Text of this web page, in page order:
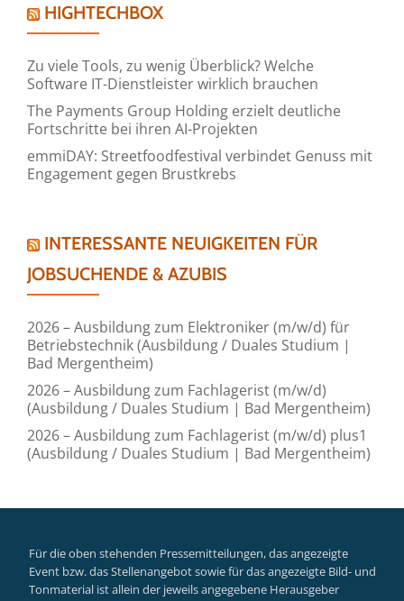
HIGHTECHBOX
Zu viele Tools, zu wenig Überblick? Welche
Software IT-Dienstleister wirklich brauchen
The Payments Group Holding erzielt deutliche
Fortschritte bei ihren AI-Projekten
emmiDAY: Streetfoodfestival verbindet Genuss mit
Engagement gegen Brustkrebs
INTERESSANTE NEUIGKEITEN FÜR
JOBSUCHENDE & AZUBIS
2026 – Ausbildung zum Elektroniker (m/w/d) für
Betriebstechnik (Ausbildung / Duales Studium |
Bad Mergentheim)
2026 – Ausbildung zum Fachlagerist (m/w/d)
(Ausbildung / Duales Studium | Bad Mergentheim)
2026 – Ausbildung zum Fachlagerist (m/w/d) plus1
(Ausbildung / Duales Studium | Bad Mergentheim)
Für die oben stehenden Pressemitteilungen, das angezeigte
Event bzw. das Stellenangebot sowie für das angezeigte Bild- und
Tonmaterial ist allein der jeweils angegebene Herausgeber